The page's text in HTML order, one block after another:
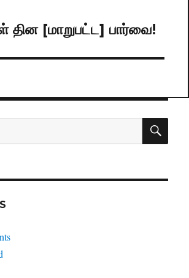
தின [மாறுபட்ட] பார்வை!